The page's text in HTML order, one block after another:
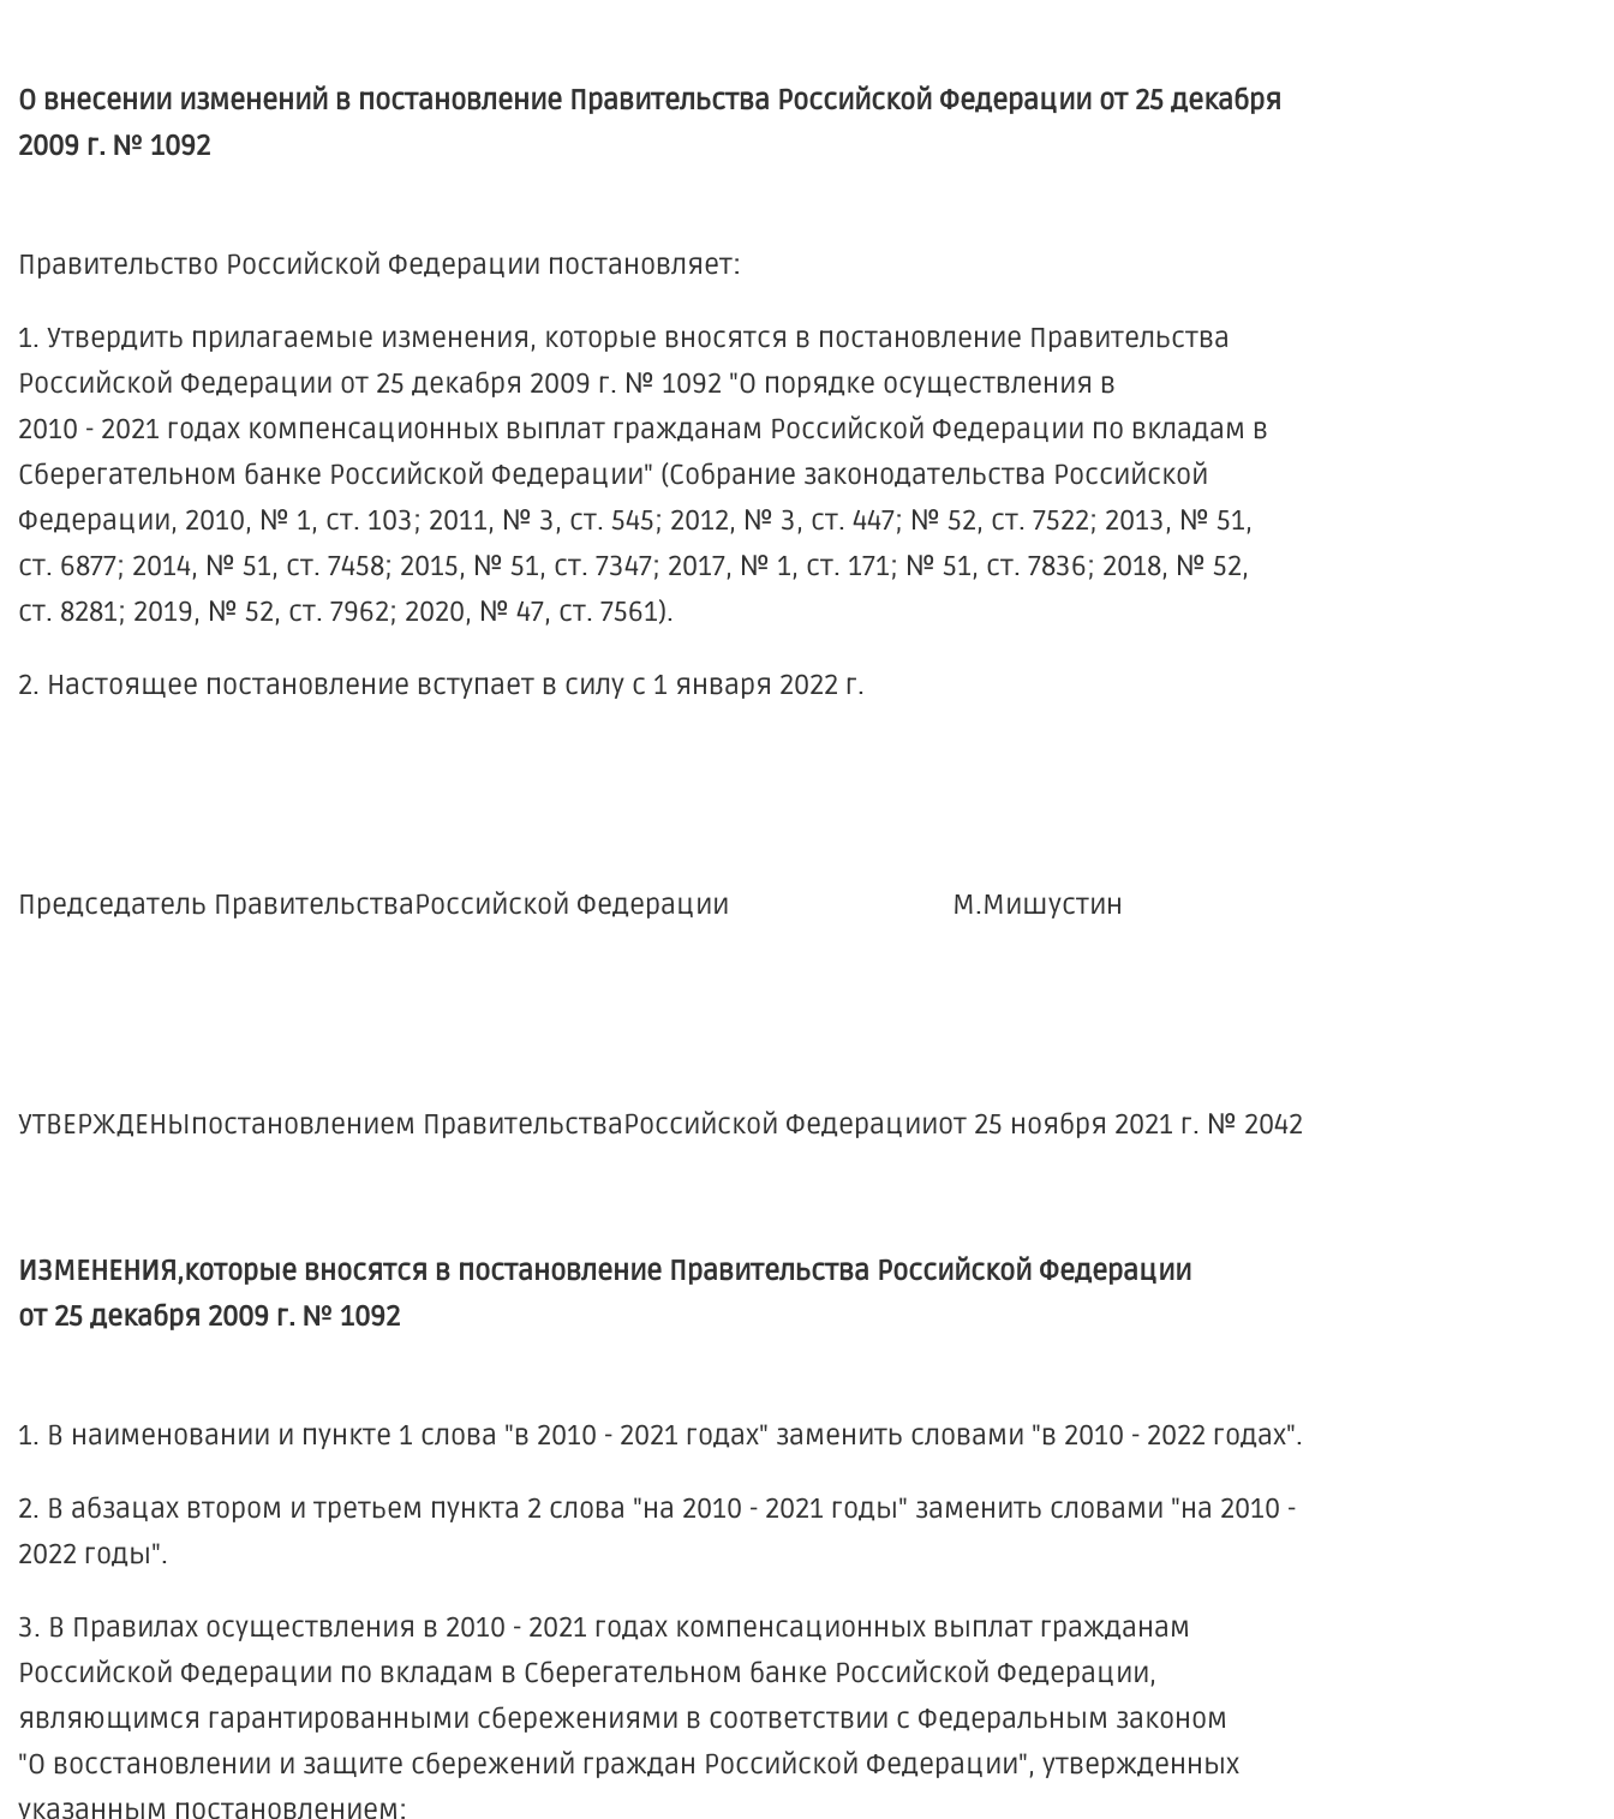
О внесении изменений в постановление Правительства Российской Федерации от 25 декабря
2009 г. № 1092
Правительство Российской Федерации постановляет:
1. Утвердить прилагаемые изменения, которые вносятся в постановление Правительства
Российской Федерации от 25 декабря 2009 г. № 1092 "О порядке осуществления в
2010 - 2021 годах компенсационных выплат гражданам Российской Федерации по вкладам в
Сберегательном банке Российской Федерации" (Собрание законодательства Российской
Федерации, 2010, № 1, ст. 103; 2011, № 3, ст. 545; 2012, № 3, ст. 447; № 52, ст. 7522; 2013, № 51,
ст. 6877; 2014, № 51, ст. 7458; 2015, № 51, ст. 7347; 2017, № 1, ст. 171; № 51, ст. 7836; 2018, № 52,
ст. 8281; 2019, № 52, ст. 7962; 2020, № 47, ст. 7561).
2. Настоящее постановление вступает в силу с 1 января 2022 г.
Председатель ПравительстваРоссийской Федерации М.Мишустин
УТВЕРЖДЕНЫпостановлением ПравительстваРоссийской Федерацииот 25 ноября 2021 г. № 2042
ИЗМЕНЕНИЯ,которые вносятся в постановление Правительства Российской Федерации
от 25 декабря 2009 г. № 1092
1. В наименовании и пункте 1 слова "в 2010 - 2021 годах" заменить словами "в 2010 - 2022 годах".
2. В абзацах втором и третьем пункта 2 слова "на 2010 - 2021 годы" заменить словами "на 2010 -
2022 годы".
3. В Правилах осуществления в 2010 - 2021 годах компенсационных выплат гражданам
Российской Федерации по вкладам в Сберегательном банке Российской Федерации,
являющимся гарантированными сбережениями в соответствии с Федеральным законом
"О восстановлении и защите сбережений граждан Российской Федерации", утвержденных
указанным постановлением: